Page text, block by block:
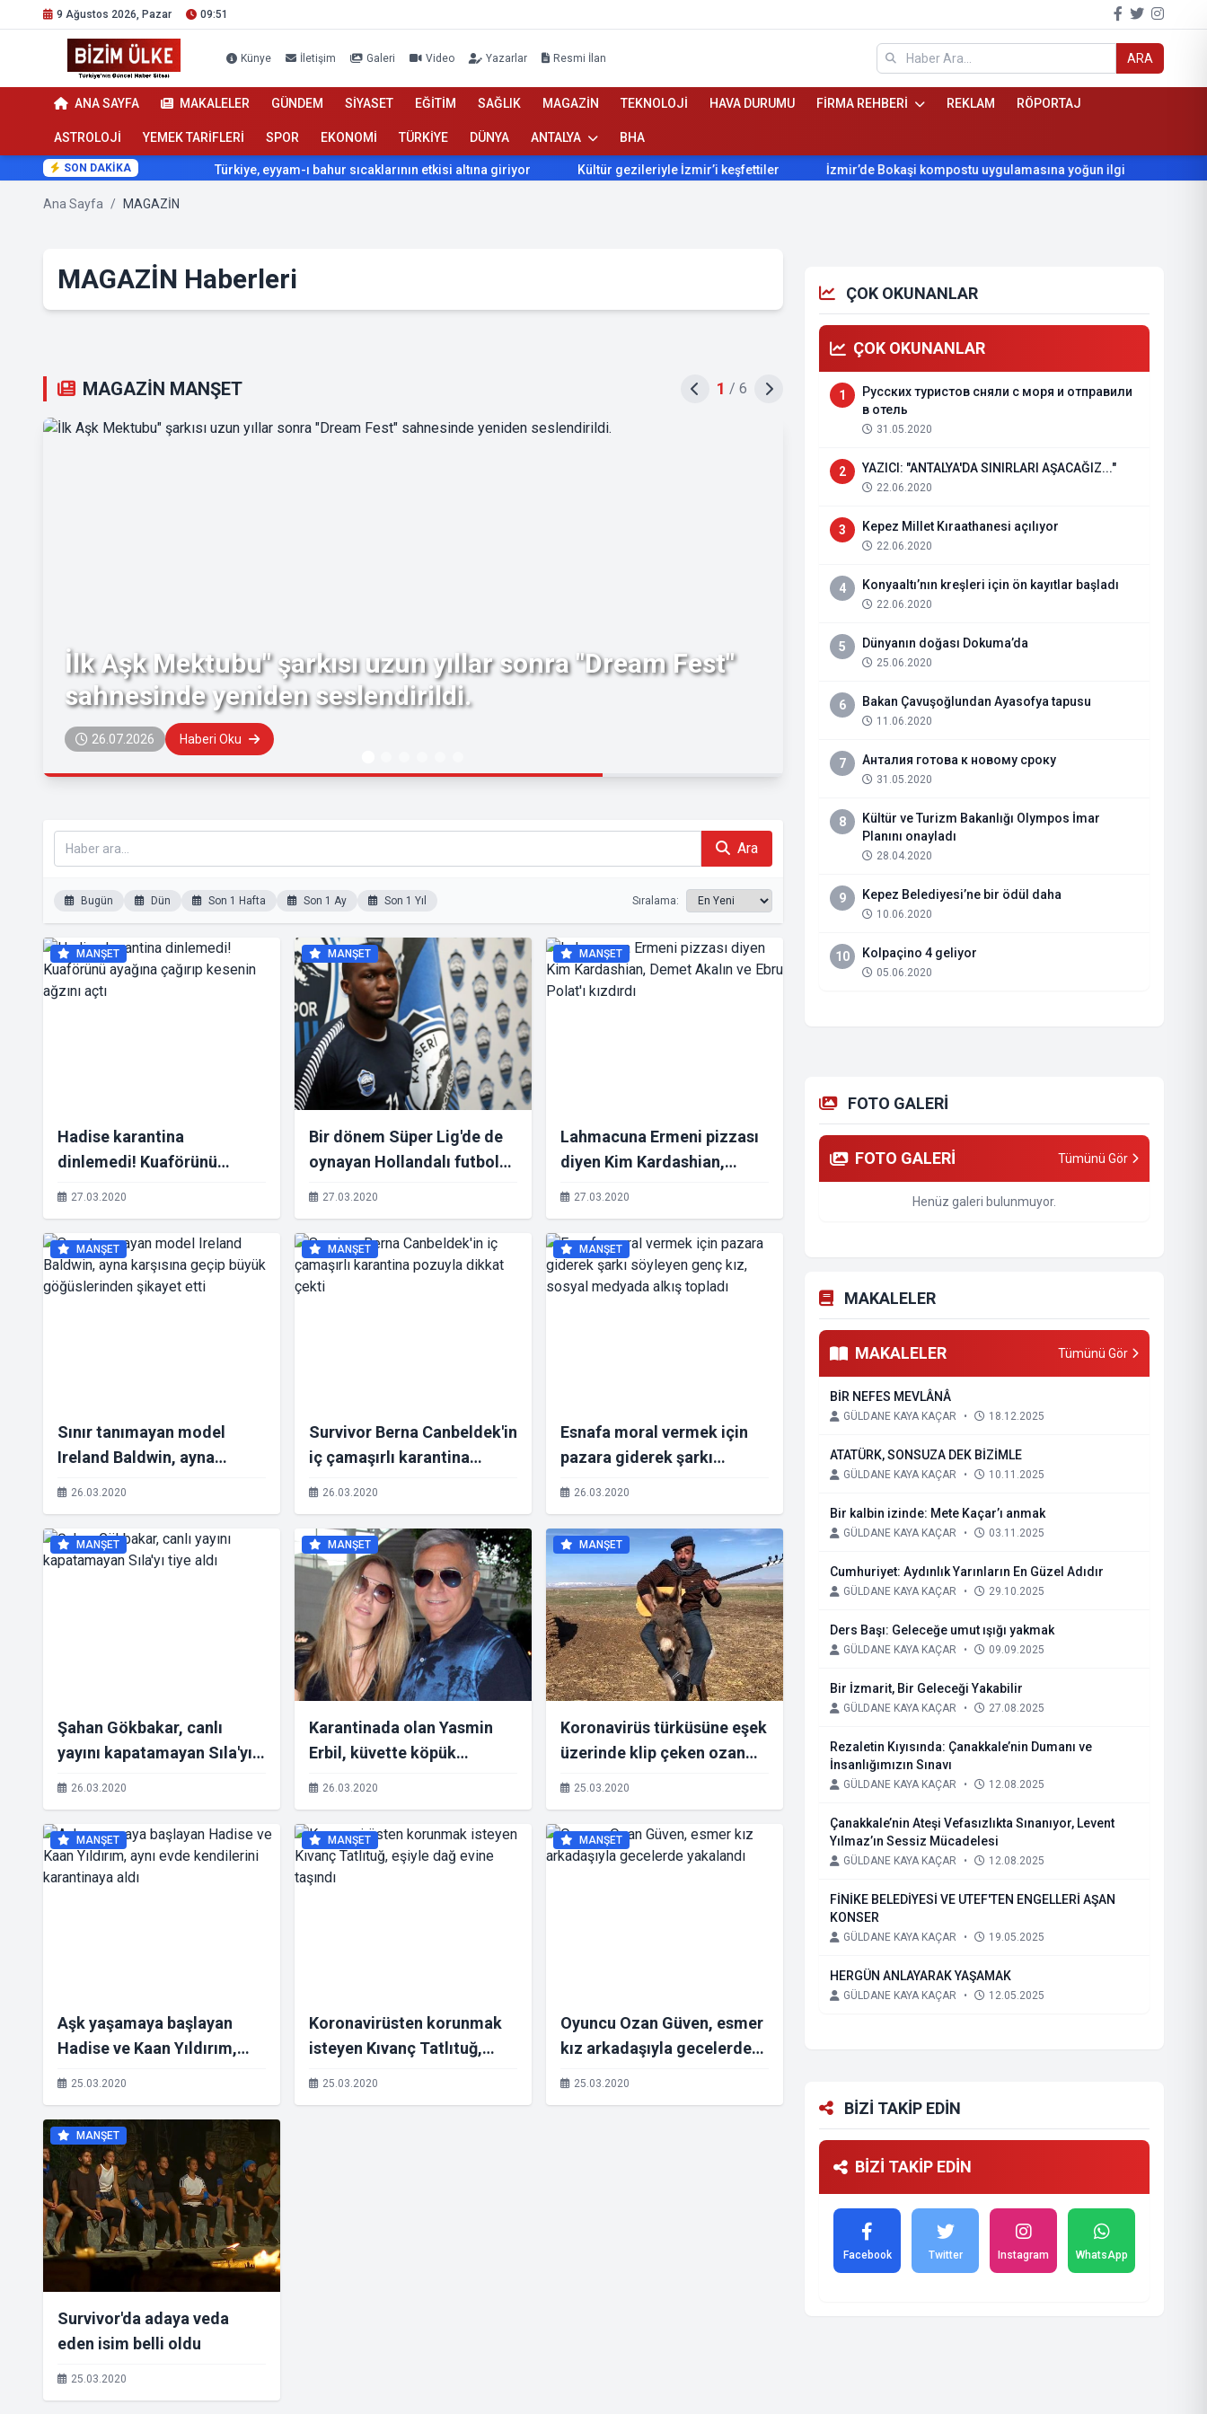
9 Ağustos 2026, Pazar 09:51
Künye İletişim Galeri Video Yazarlar Resmi İlan ARA
ANA SAYFA MAKALELER GÜNDEM SİYASET EĞİTİM SAĞLIK MAGAZİN TEKNOLOJİ HAVA DURUMU FİRMA REHBERİ REKLAM RÖPORTAJ
ASTROLOJİ YEMEK TARİFLERİ SPOR EKONOMİ TÜRKİYE DÜNYA ANTALYA BHA
SON DAKİKA Türkiye, eyyam-ı bahur sıcaklarının etkisi altına giriyor Kültür gezileriyle İzmir’i keşfettiler İzmir’de Bokaşi kompostu uygulamasına yoğun ilgi Beydağ’ın
Ana Sayfa / MAGAZİN
MAGAZİN Haberleri
MAGAZİN MANŞET 1 / 6
İlk Aşk Mektubu" şarkısı uzun yıllar sonra "Dream Fest"
sahnesinde yeniden seslendirildi.
26.07.2026 Haberi Oku
Büyük Buluşmaya Geri Sayım
Ara
Bugün Dün Son 1 Hafta Son 1 Ay Son 1 Yıl Sıralama:
MANŞET
Hadise karantina
dinlemedi! Kuaförünü
ayağına çağırıp kesenin
27.03.2020
MANŞET
Bir dönem Süper Lig'de de
oynayan Hollandalı futbolcu
Drenthe dizi oyuncusu oldu
27.03.2020
MANŞET
Lahmacuna Ermeni pizzası
diyen Kim Kardashian,
Demet Akalın ve Ebru Polat'ı
27.03.2020
MANŞET
Sınır tanımayan model
Ireland Baldwin, ayna
karşısına geçip büyük
26.03.2020
MANŞET
Survivor Berna Canbeldek'in
iç çamaşırlı karantina
pozuyla dikkat çekti
26.03.2020
MANŞET
Esnafa moral vermek için
pazara giderek şarkı
söyleyen genç kız, sosyal
26.03.2020
MANŞET
Şahan Gökbakar, canlı
yayını kapatamayan Sıla'yı
tiye aldı
26.03.2020
MANŞET
Karantinada olan Yasmin
Erbil, küvette köpük
banyosu yaptı
26.03.2020
MANŞET
Koronavirüs türküsüne eşek
üzerinde klip çeken ozan
Arif Gülcani, zor anlar
25.03.2020
MANŞET
Aşk yaşamaya başlayan
Hadise ve Kaan Yıldırım,
aynı evde kendilerini
25.03.2020
MANŞET
Koronavirüsten korunmak
isteyen Kıvanç Tatlıtuğ,
eşiyle dağ evine taşındı
25.03.2020
MANŞET
Oyuncu Ozan Güven, esmer
kız arkadaşıyla gecelerde
yakalandı
25.03.2020
MANŞET
Survivor'da adaya veda
eden isim belli oldu
25.03.2020
ÇOK OKUNANLAR
ÇOK OKUNANLAR
1
Русских туристов сняли с моря и отправили
в отель
31.05.2020
2 YAZICI: "ANTALYA'DA SINIRLARI AŞACAĞIZ..."
22.06.2020
3 Kepez Millet Kıraathanesi açılıyor
22.06.2020
4 Konyaaltı’nın kreşleri için ön kayıtlar başladı
22.06.2020
5 Dünyanın doğası Dokuma’da
25.06.2020
6 Bakan Çavuşoğlundan Ayasofya tapusu
11.06.2020
7 Анталия готова к новому сроку
31.05.2020
8
Kültür ve Turizm Bakanlığı Olympos İmar
Planını onayladı
28.04.2020
9 Kepez Belediyesi’ne bir ödül daha
10.06.2020
10 Kolpaçino 4 geliyor
05.06.2020
FOTO GALERİ
FOTO GALERİ Tümünü Gör
Henüz galeri bulunmuyor.
MAKALELER
MAKALELER Tümünü Gör
BİR NEFES MEVLÂNÂ
GÜLDANE KAYA KAÇAR • 18.12.2025
ATATÜRK, SONSUZA DEK BİZİMLE
GÜLDANE KAYA KAÇAR • 10.11.2025
Bir kalbin izinde: Mete Kaçar’ı anmak
GÜLDANE KAYA KAÇAR • 03.11.2025
Cumhuriyet: Aydınlık Yarınların En Güzel Adıdır
GÜLDANE KAYA KAÇAR • 29.10.2025
Ders Başı: Geleceğe umut ışığı yakmak
GÜLDANE KAYA KAÇAR • 09.09.2025
Bir İzmarit, Bir Geleceği Yakabilir
GÜLDANE KAYA KAÇAR • 27.08.2025
Rezaletin Kıyısında: Çanakkale’nin Dumanı ve
İnsanlığımızın Sınavı
GÜLDANE KAYA KAÇAR • 12.08.2025
Çanakkale’nin Ateşi Vefasızlıkta Sınanıyor, Levent
Yılmaz’ın Sessiz Mücadelesi
GÜLDANE KAYA KAÇAR • 12.08.2025
FİNİKE BELEDİYESİ VE UTEF'TEN ENGELLERİ AŞAN
KONSER
GÜLDANE KAYA KAÇAR • 19.05.2025
HERGÜN ANLAYARAK YAŞAMAK
GÜLDANE KAYA KAÇAR • 12.05.2025
BİZİ TAKİP EDİN
BİZİ TAKİP EDİN
Facebook Twitter Instagram WhatsApp